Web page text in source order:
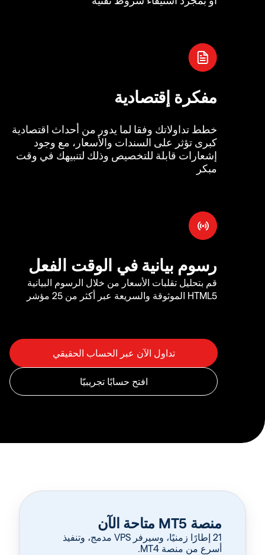
مفكرة إقتصادية
خطط تداولاتك وفقا لما يدور من أحداث اقتصادية
كبرى تؤثر على السندات والأسعار، مع وجود
إشعارات قابلة للتخصيص وذلك لتنبيهك في وقت
مبكر
رسوم بيانية في الوقت الفعل
قم بتحليل تقلبات الأسعار من خلال الرسوم البيانية
HTML5 الموثوقة والسريعة عبر أكثر من 25 مؤشر
منصة MT5 متاحة الآن
‏21 إطارًا زمنيًا، وسيرفر VPS مدمج، وتنفيذ
أسرع من منصة MT4.